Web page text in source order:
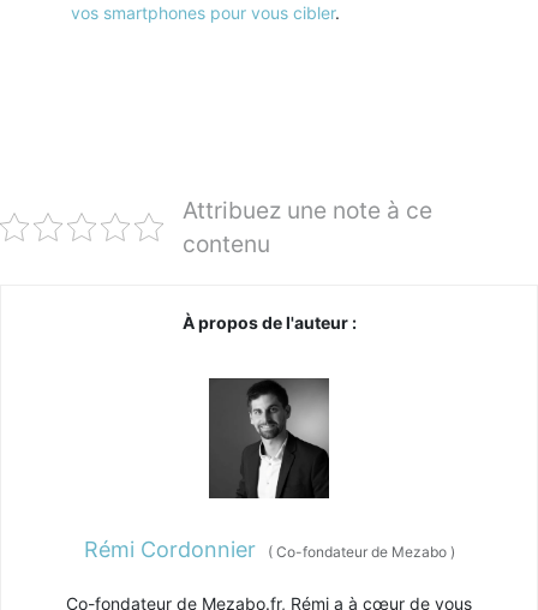
vos smartphones pour vous cibler.
Attribuez une note à ce
contenu
À propos de l'auteur :
Rémi Cordonnier (Co-fondateur de Mezabo )
Co-fondateur de Mezabo.fr, Rémi a à cœur de vous